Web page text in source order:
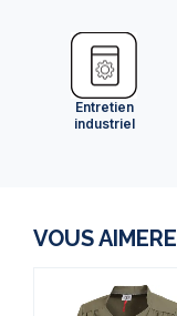
Entretien
industriel
VOUS